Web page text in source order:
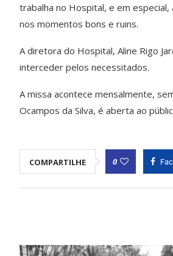
trabalha no Hospital, e em
nos momentos bons e ruins.
A diretora do Hospital, Aline Rigo
interceder pelos necessitados.
A missa acontece mensalmente,
Ocampos da Silva, é aberta ao
COMPARTILHE 0